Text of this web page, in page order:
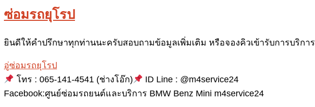
ซ่อมรถยุโรป
ยินดีให้คำปรึกษาทุกท่านนะครับสอบถามข้อมูลเพิ่มเติม หรือจองคิวเข้ารับการบริการ
อู่ซ่อมรถยุโรป
โทร : 065-141-4541 (ช่างโอ๊ก)
ID Line : @m4service24
Facebook:ศูนย์ซ่อมรถยนต์และบริการ BMW Benz Mini m4service24